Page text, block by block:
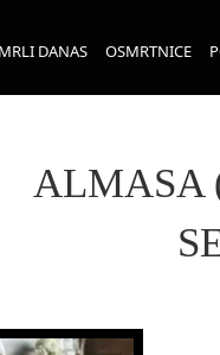
DANAS OSMRTNICE
ALMASA